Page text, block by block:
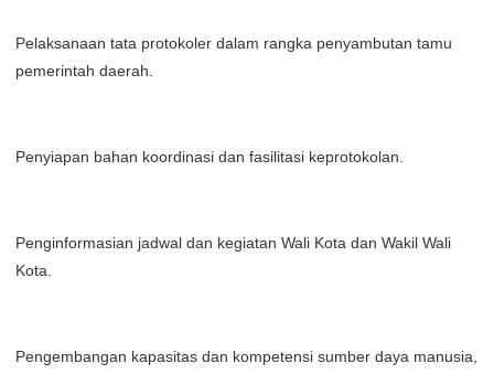
Pelaksanaan tata protokoler dalam rangka penyambutan tamu
pemerintah daerah.
Penyiapan bahan koordinasi dan fasilitasi keprotokolan.
Penginformasian jadwal dan kegiatan Wali Kota dan Wakil Wali
Kota.
Pengembangan kapasitas dan kompetensi sumber daya manusia,